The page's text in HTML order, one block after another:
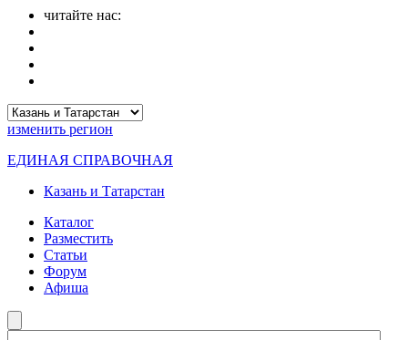
читайте нас:
изменить регион
ЕДИНАЯ СПРАВОЧНАЯ
Казань и Татарстан
Каталог
Разместить
Статьи
Форум
Афиша